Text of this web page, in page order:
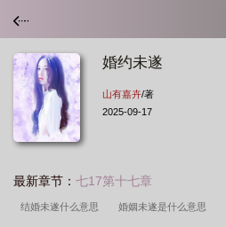
婚约未遂
山有嘉卉/著
2025-09-17
最新章节： 七17第十七章
结婚未遂什么意思 婚姻未遂是什么意思